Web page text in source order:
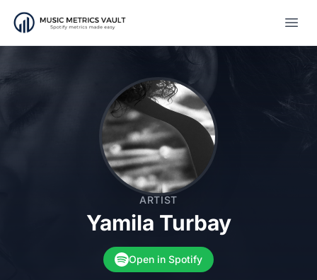
ARTIST
Yamila Turbay
Open in Spotify